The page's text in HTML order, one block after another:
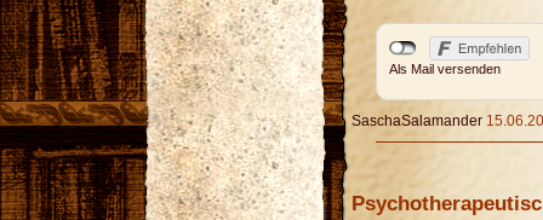
Als Mail versenden
SaschaSalamander